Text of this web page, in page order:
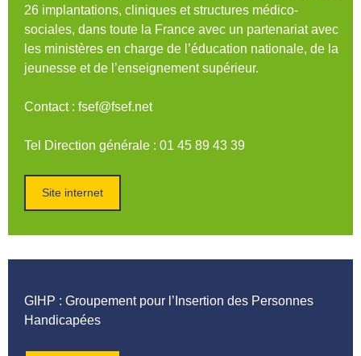
26 implantations, cliniques et structures médico-
sociales, dans toute la France avec un partenariat avec
les ministères en charge de l’éducation nationale, de la
jeunesse et de l’enseignement supérieur.
Contact : fsef@fsef.net
Tel Direction générale : 01 45 89 43 39
Site internet
GIHP : Groupement pour l’Insertion des Personnes
Handicapées